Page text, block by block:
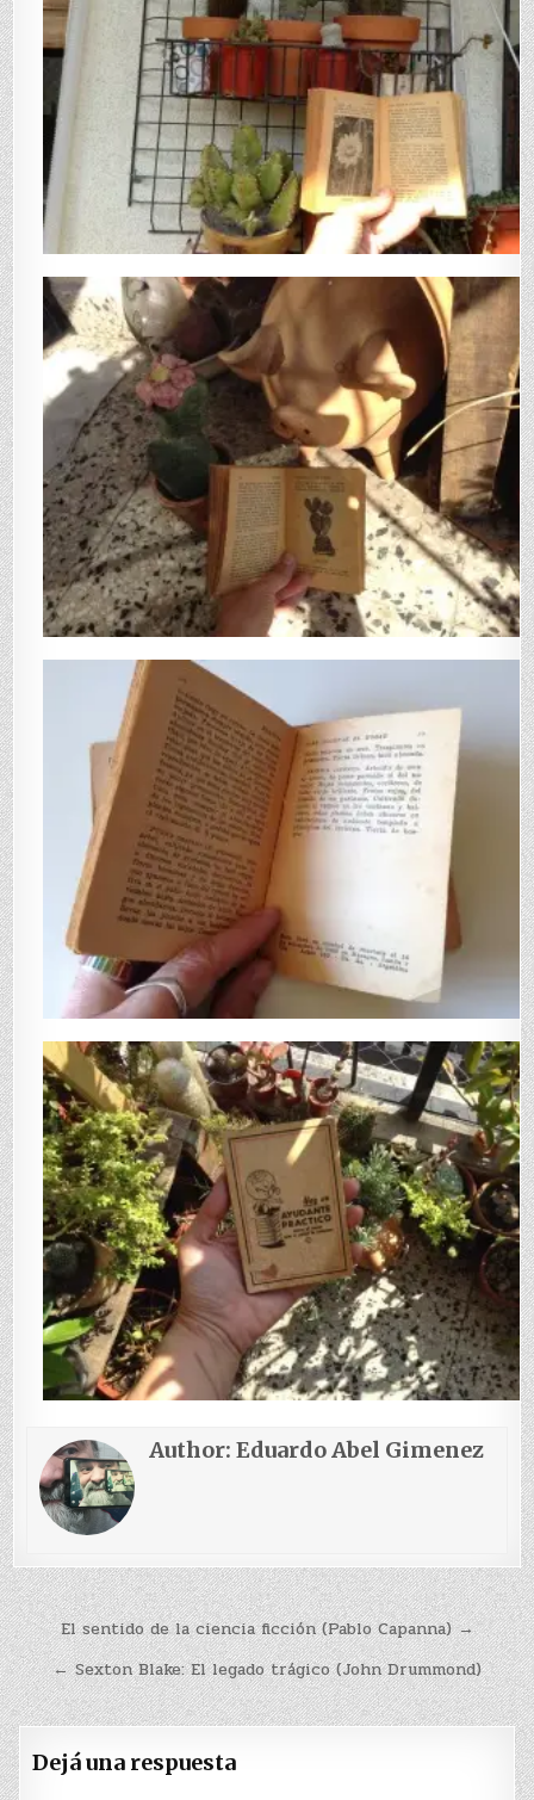
Author:Eduardo Abel Gimenez
Navegación
de
entradas
El sentido de la ciencia ficción (Pablo Capanna) →
← Sexton Blake: El legado trágico (John Drummond)
Dejá una respuesta